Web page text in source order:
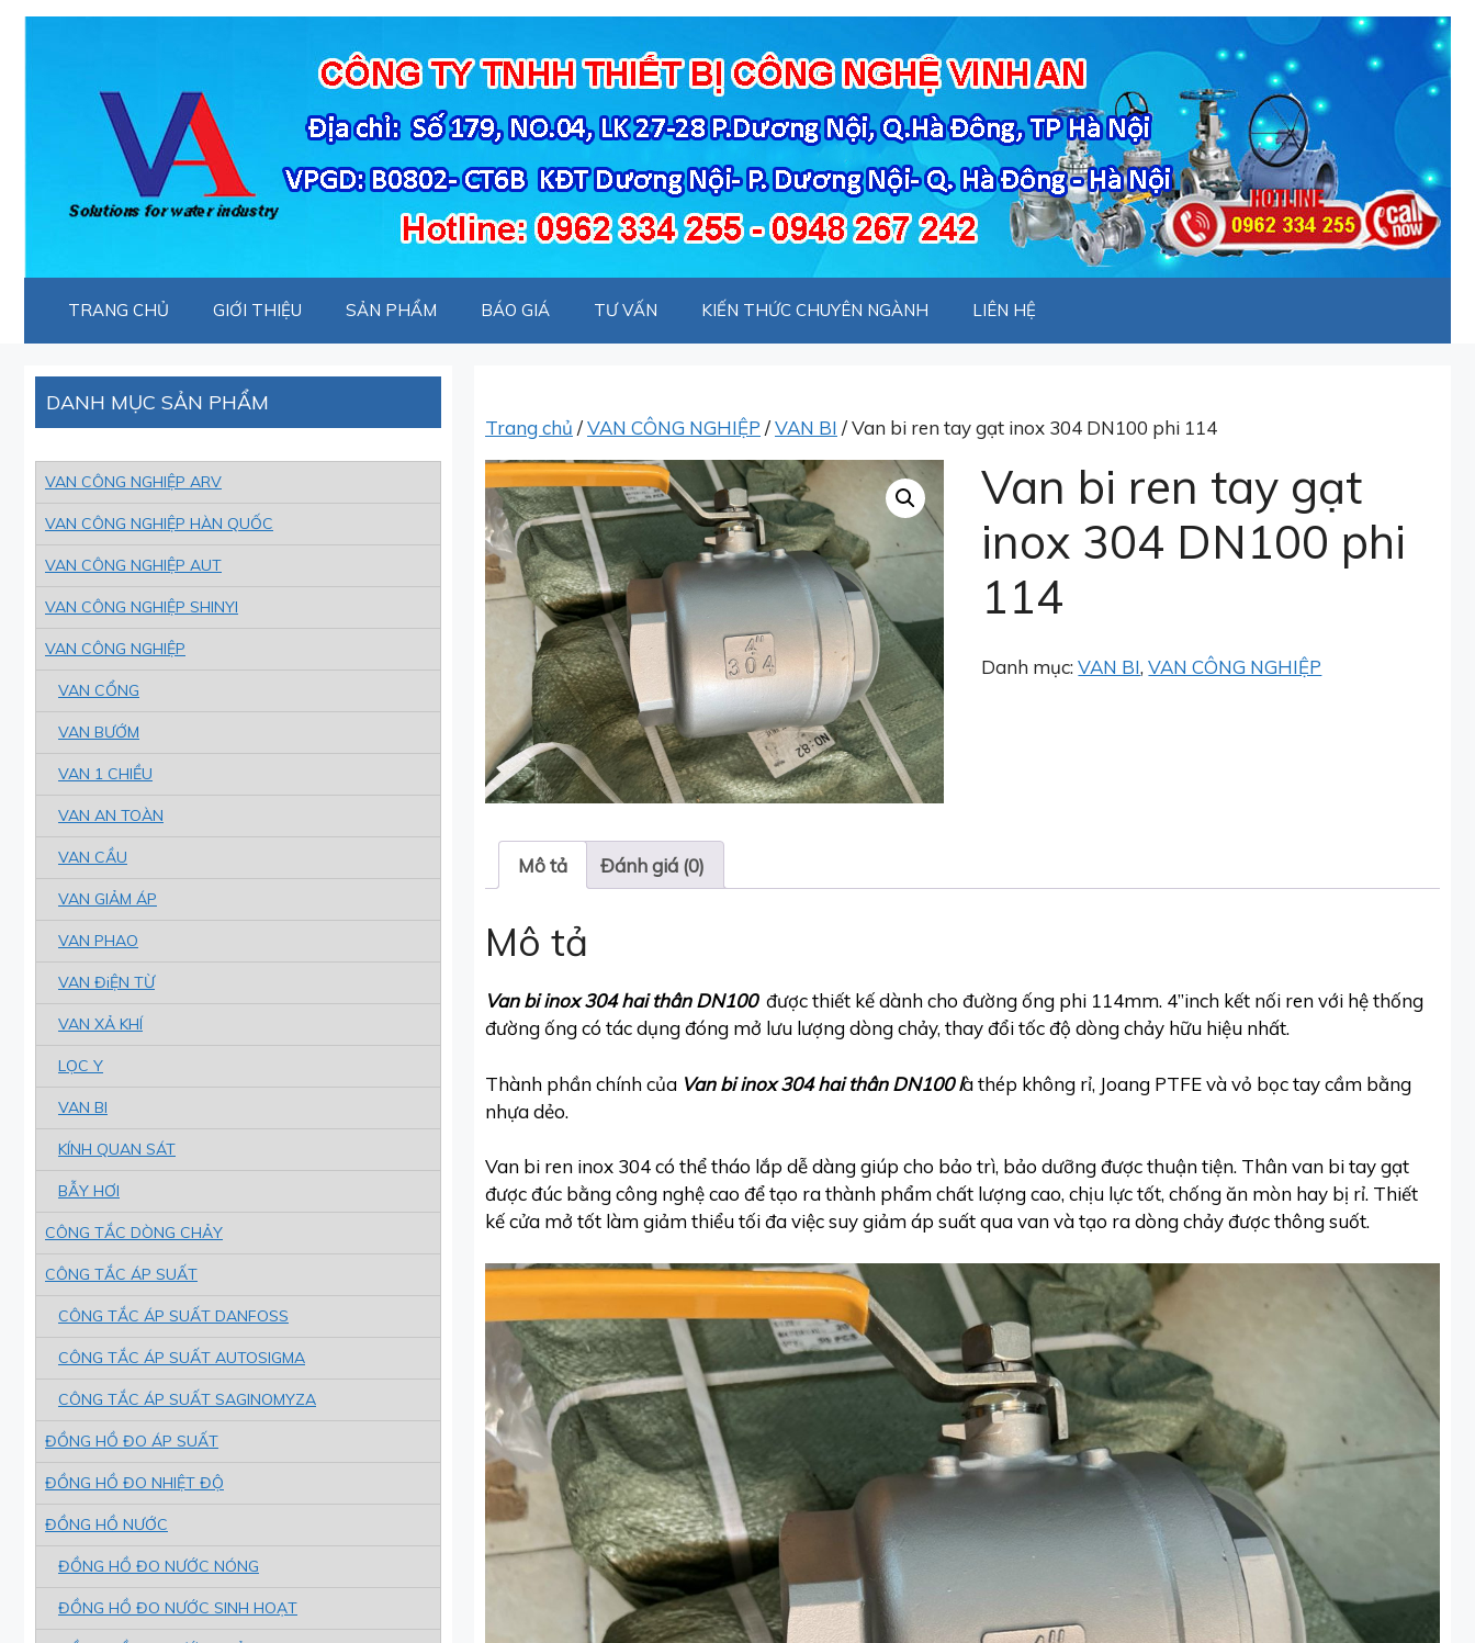
Chuyển
TRANG CHỦ GIỚI THIỆU SẢN PHẨM BÁO GIÁ TƯ VẤN KIẾN THỨC CHUYÊN NGÀNH LIÊN HỆ
Trang chủ /VAN CÔNG NGHIỆP /VAN BI / Van bi ren tay gạt inox 304 DN100 phi 114
Van bi ren tay gạt
inox 304 DN100 phi
114
Danh mục:VAN BI,VAN CÔNG NGHIỆP
Mô tả Đánh giá (0)
Mô tả
Van bi inox 304 hai thân DN100 được thiết kế dành cho đường ống phi 114mm. 4”inch kết nối ren với hệ thống
đường ống có tác dụng đóng mở lưu lượng dòng chảy, thay đổi tốc độ dòng chảy hữu hiệu nhất.
Thành phần chính của Van bi inox 304 hai thân DN100 là thép không rỉ, Joang PTFE và vỏ bọc tay cầm bằng
nhựa dẻo.
Van bi ren inox 304 có thể tháo lắp dễ dàng giúp cho bảo trì, bảo dưỡng được thuận tiện. Thân van bi tay gạt
được đúc bằng công nghệ cao để tạo ra thành phẩm chất lượng cao, chịu lực tốt, chống ăn mòn hay bị rỉ. Thiết
kế cửa mở tốt làm giảm thiểu tối đa việc suy giảm áp suất qua van và tạo ra dòng chảy được thông suốt.
DANH MỤC SẢN PHẨM
VAN CÔNG NGHIỆP ARV
VAN CÔNG NGHIỆP HÀN QUỐC
VAN CÔNG NGHIỆP AUT
VAN CÔNG NGHIỆP SHINYI
VAN CÔNG NGHIỆP
VAN CỔNG
VAN BƯỚM
VAN 1 CHIỀU
VAN AN TOÀN
VAN CẦU
VAN GIẢM ÁP
VAN PHAO
VAN ĐiỆN TỪ
VAN XẢ KHÍ
LỌC Y
VAN BI
KÍNH QUAN SÁT
BẪY HƠI
CÔNG TẮC DÒNG CHẢY
CÔNG TẮC ÁP SUẤT
CÔNG TẮC ÁP SUẤT DANFOSS
CÔNG TẮC ÁP SUẤT AUTOSIGMA
CÔNG TẮC ÁP SUẤT SAGINOMYZA
ĐỒNG HỒ ĐO ÁP SUẤT
ĐỒNG HỒ ĐO NHIỆT ĐỘ
ĐỒNG HỒ NƯỚC
ĐỒNG HỒ ĐO NƯỚC NÓNG
ĐỒNG HỒ ĐO NƯỚC SINH HOẠT